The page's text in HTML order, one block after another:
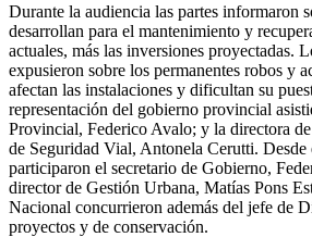
Durante la audiencia las partes informaron
desarrollan para el mantenimiento y
actuales, más las inversiones proyectadas.
expusieron sobre los permanentes robos y
afectan las instalaciones y dificultan su
representación del gobierno provincial
Provincial, Federico Avalo; y la directora
de Seguridad Vial, Antonela Cerutti.
participaron el secretario de Gobierno,
director de Gestión Urbana, Matías Pons
Nacional concurrieron además del jefe de
proyectos y de conservación.